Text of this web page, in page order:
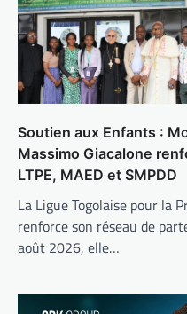
Soutien aux Enfants :
Massimo Giacalone
LTPE, MAED et SMPDD
La Ligue Togolaise pour la
renforce son réseau de
août 2026, elle…